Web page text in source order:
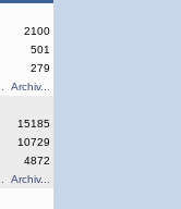
2100
501
279
Archiv...
15185
10729
4872
Archiv...